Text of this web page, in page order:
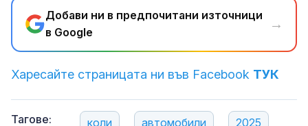
Добави ни в предпочитани източници
в Google
→
Харесайте страницата ни във Facebook ТУК
Тагове: коли автомобили 2025